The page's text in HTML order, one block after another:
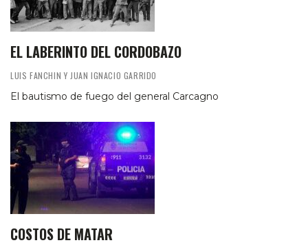
EL LABERINTO DEL CORDOBAZO
LUIS FANCHIN Y JUAN IGNACIO GARRIDO
El bautismo de fuego del general Carcagno
COSTOS DE MATAR